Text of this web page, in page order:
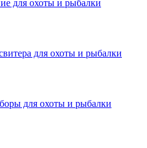
для охоты и рыбалки
для охоты и рыбалки
для охоты и рыбалки